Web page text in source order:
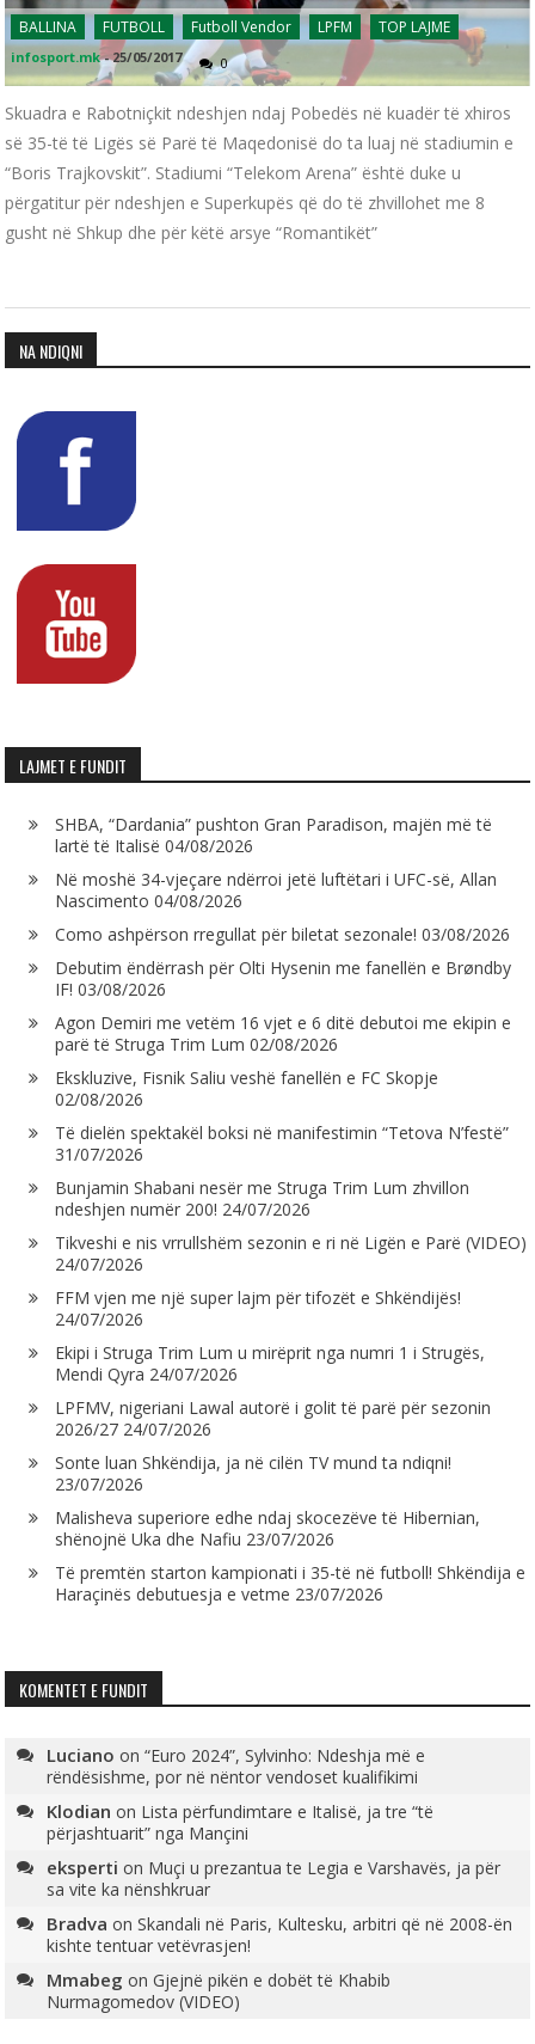
BALLINA FUTBOLL Futboll Vendor LPFM TOP LAJME
infosport.mk -25/05/2017 0
Skuadra e Rabotniçkit ndeshjen ndaj Pobedës në kuadër të xhiros
së 35-të të Ligës së Parë të Maqedonisë do ta luaj në stadiumin e
“Boris Trajkovskit”. Stadiumi “Telekom Arena” është duke u
përgatitur për ndeshjen e Superkupës që do të zhvillohet me 8
gusht në Shkup dhe për këtë arsye “Romantikët”
NA NDIQNI
LAJMET E FUNDIT
SHBA, “Dardania” pushton Gran Paradison, majën më të
lartë të Italisë 04/08/2026
Në moshë 34-vjeçare ndërroi jetë luftëtari i UFC-së, Allan
Nascimento 04/08/2026
Como ashpërson rregullat për biletat sezonale! 03/08/2026
Debutim ëndërrash për Olti Hysenin me fanellën e Brøndby
IF! 03/08/2026
Agon Demiri me vetëm 16 vjet e 6 ditë debutoi me ekipin e
parë të Struga Trim Lum 02/08/2026
Ekskluzive, Fisnik Saliu veshë fanellën e FC Skopje
02/08/2026
Të dielën spektakël boksi në manifestimin “Tetova N’festë”
31/07/2026
Bunjamin Shabani nesër me Struga Trim Lum zhvillon
ndeshjen numër 200! 24/07/2026
Tikveshi e nis vrrullshëm sezonin e ri në Ligën e Parë (VIDEO)
24/07/2026
FFM vjen me një super lajm për tifozët e Shkëndijës!
24/07/2026
Ekipi i Struga Trim Lum u mirëprit nga numri 1 i Strugës,
Mendi Qyra 24/07/2026
LPFMV, nigeriani Lawal autorë i golit të parë për sezonin
2026/27 24/07/2026
Sonte luan Shkëndija, ja në cilën TV mund ta ndiqni!
23/07/2026
Malisheva superiore edhe ndaj skocezëve të Hibernian,
shënojnë Uka dhe Nafiu 23/07/2026
Të premtën starton kampionati i 35-të në futboll! Shkëndija e
Haraçinës debutuesja e vetme 23/07/2026
KOMENTET E FUNDIT
Luciano on“Euro 2024”, Sylvinho: Ndeshja më e
rëndësishme, por në nëntor vendoset kualifikimi
Klodian on Lista përfundimtare e Italisë, ja tre “të
përjashtuarit” nga Mançini
eksperti on Muçi u prezantua te Legia e Varshavës, ja për
sa vite ka nënshkruar
Bradva onSkandali në Paris, Kultesku, arbitri që në 2008-ën
kishte tentuar vetëvrasjen!
Mmabeg onGjejnë pikën e dobët të Khabib
Nurmagomedov (VIDEO)